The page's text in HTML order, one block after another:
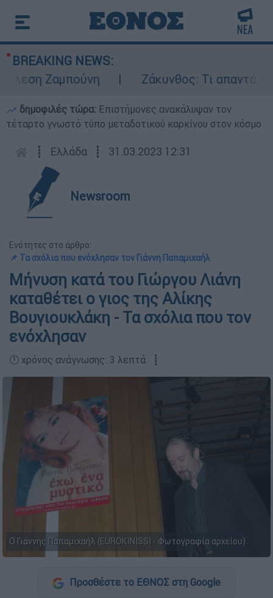
BREAKING NEWS:
Ζαμπούνη
Ζάκυνθος: Τι απαντά η
δημοφιλές τώρα: Επιστήμονες ανακάλυψαν τον
τέταρτο γνωστό τύπο μεταδοτικού καρκίνου στον κόσμο
┋ Ελλάδα ┋ 31.03.2023 12:31
Newsroom
Ενότητες στο άρθρο:
📌 Τα σχόλια που ενόχλησαν τον Γιάννη Παπαμιχαήλ
Μήνυση κατά του Γιώργου Λιάνη
καταθέτει ο γιος της Αλίκης
Βουγιουκλάκη - Τα σχόλια που τον
ενόχλησαν
🕛 χρόνος ανάγνωσης: 3 λεπτά ┋
Ο Γιάννης Παπαμιχαήλ (EUROKINISSI - Φωτογραφία αρχείου)
Προσθέστε το ΕΘΝΟΣ στη Google